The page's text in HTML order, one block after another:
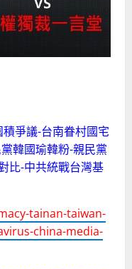
爭議-台南眷村國宅
韓國瑜韓粉-親民黨
比-中共統戰台灣基
tainan-taiwan-
china-media-